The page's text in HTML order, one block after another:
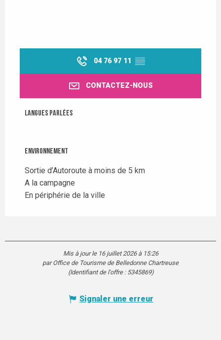
04 76 97 11 ▒▒
CONTACTEZ-NOUS
Langues parlées
Langues parlées
Environnement
Environnement
Sortie d’Autoroute à moins de 5 km
A la campagne
En périphérie de la ville
Mis à jour le 16 juillet 2026 à 15:26
par Office de Tourisme de Belledonne Chartreuse
(Identifiant de l'offre : 5345869)
Signaler une erreur